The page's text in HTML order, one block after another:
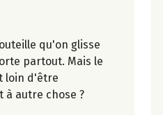
qu'on glisse
partout. Mais le
loin d'être
à autre chose ?